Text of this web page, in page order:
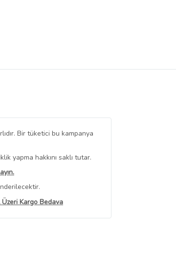
Bir tüketici bu kampanya
yapma hakkını saklı tutar.
Kargo Bedava